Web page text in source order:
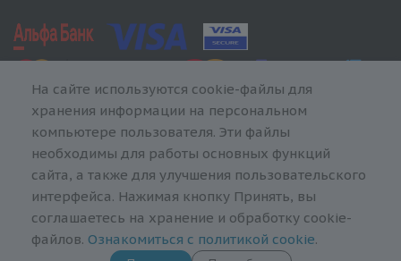
На сайте используются cookie-файлы для
хранения информации на персональном
компьютере пользователя. Эти файлы
необходимы для работы основных функций
сайта, а также для улучшения пользовательского
интерфейса. Нажимая кнопку Принять, вы
соглашаетесь на хранение и обработку cookie-
файлов. Ознакомиться с политикой cookie.